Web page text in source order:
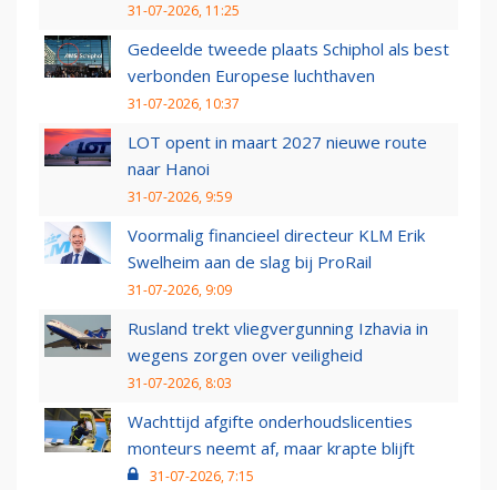
31-07-2026, 11:25
Gedeelde tweede plaats Schiphol als best
verbonden Europese luchthaven
31-07-2026, 10:37
LOT opent in maart 2027 nieuwe route
naar Hanoi
31-07-2026, 9:59
Voormalig financieel directeur KLM Erik
Swelheim aan de slag bij ProRail
31-07-2026, 9:09
Rusland trekt vliegvergunning Izhavia in
wegens zorgen over veiligheid
31-07-2026, 8:03
Wachttijd afgifte onderhoudslicenties
monteurs neemt af, maar krapte blijft
31-07-2026, 7:15